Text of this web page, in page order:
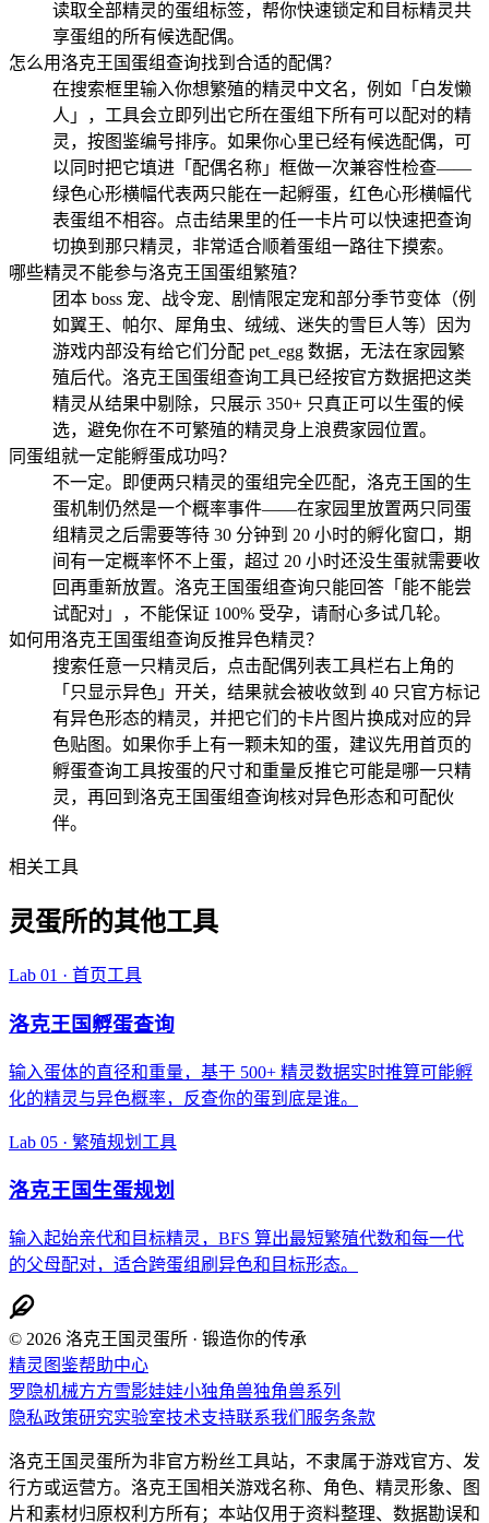
读取全部精灵的蛋组标签，帮你快速锁定和目标精灵共
享蛋组的所有候选配偶。
怎么用洛克王国蛋组查询找到合适的配偶？
在搜索框里输入你想繁殖的精灵中文名，例如「白发懒
人」，工具会立即列出它所在蛋组下所有可以配对的精
灵，按图鉴编号排序。如果你心里已经有候选配偶，可
以同时把它填进「配偶名称」框做一次兼容性检查——
绿色心形横幅代表两只能在一起孵蛋，红色心形横幅代
表蛋组不相容。点击结果里的任一卡片可以快速把查询
切换到那只精灵，非常适合顺着蛋组一路往下摸索。
哪些精灵不能参与洛克王国蛋组繁殖？
团本 boss 宠、战令宠、剧情限定宠和部分季节变体（例
如翼王、帕尔、犀角虫、绒绒、迷失的雪巨人等）因为
游戏内部没有给它们分配 pet_egg 数据，无法在家园繁
殖后代。洛克王国蛋组查询工具已经按官方数据把这类
精灵从结果中剔除，只展示 350+ 只真正可以生蛋的候
选，避免你在不可繁殖的精灵身上浪费家园位置。
同蛋组就一定能孵蛋成功吗？
不一定。即便两只精灵的蛋组完全匹配，洛克王国的生
蛋机制仍然是一个概率事件——在家园里放置两只同蛋
组精灵之后需要等待 30 分钟到 20 小时的孵化窗口，期
间有一定概率怀不上蛋，超过 20 小时还没生蛋就需要收
回再重新放置。洛克王国蛋组查询只能回答「能不能尝
试配对」，不能保证 100% 受孕，请耐心多试几轮。
如何用洛克王国蛋组查询反推异色精灵？
搜索任意一只精灵后，点击配偶列表工具栏右上角的
「只显示异色」开关，结果就会被收敛到 40 只官方标记
有异色形态的精灵，并把它们的卡片图片换成对应的异
色贴图。如果你手上有一颗未知的蛋，建议先用首页的
孵蛋查询工具按蛋的尺寸和重量反推它可能是哪一只精
灵，再回到洛克王国蛋组查询核对异色形态和可配伙
伴。
相关工具
灵蛋所的其他工具
Lab 01 · 首页工具
洛克王国孵蛋查询
输入蛋体的直径和重量，基于 500+ 精灵数据实时推算可能孵
化的精灵与异色概率，反查你的蛋到底是谁。
Lab 05 · 繁殖规划工具
洛克王国生蛋规划
输入起始亲代和目标精灵，BFS 算出最短繁殖代数和每一代
的父母配对，适合跨蛋组刷异色和目标形态。
© 2026 洛克王国灵蛋所 · 锻造你的传承
精灵图鉴帮助中心
罗隐机械方方雪影娃娃小独角兽独角兽系列
隐私政策研究实验室技术支持联系我们 服务条款
洛克王国灵蛋所为非官方粉丝工具站，不隶属于游戏官方、发
行方或运营方。洛克王国相关游戏名称、角色、精灵形象、图
片和素材归原权利方所有；本站仅用于资料整理、数据勘误和